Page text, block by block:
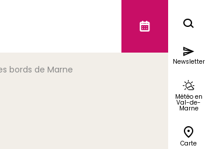
bords de Marne
Newsletter
Météo en
Val-de-
Marne
Carte